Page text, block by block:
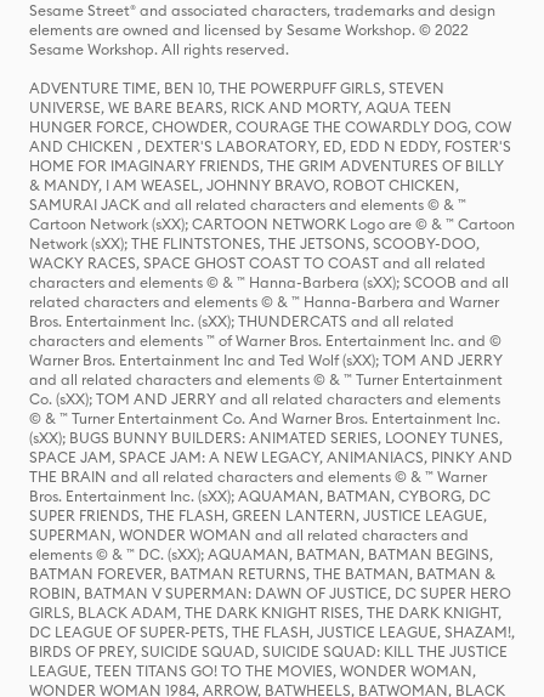
Sesame Street® and associated characters, trademarks and design
elements are owned and licensed by Sesame Workshop. © 2022
Sesame Workshop. All rights reserved.
ADVENTURE TIME, BEN 10, THE POWERPUFF GIRLS, STEVEN
UNIVERSE, WE BARE BEARS, RICK AND MORTY, AQUA TEEN
HUNGER FORCE, CHOWDER, COURAGE THE COWARDLY DOG, COW
AND CHICKEN , DEXTER'S LABORATORY, ED, EDD N EDDY, FOSTER'S
HOME FOR IMAGINARY FRIENDS, THE GRIM ADVENTURES OF BILLY
& MANDY, I AM WEASEL, JOHNNY BRAVO, ROBOT CHICKEN,
SAMURAI JACK and all related characters and elements © & ™
Cartoon Network (sXX); CARTOON NETWORK Logo are © & ™ Cartoon
Network (sXX); THE FLINTSTONES, THE JETSONS, SCOOBY-DOO,
WACKY RACES, SPACE GHOST COAST TO COAST and all related
characters and elements © & ™ Hanna-Barbera (sXX); SCOOB and all
related characters and elements © & ™ Hanna-Barbera and Warner
Bros. Entertainment Inc. (sXX); THUNDERCATS and all related
characters and elements ™ of Warner Bros. Entertainment Inc. and ©
Warner Bros. Entertainment Inc and Ted Wolf (sXX); TOM AND JERRY
and all related characters and elements © & ™ Turner Entertainment
Co. (sXX); TOM AND JERRY and all related characters and elements
© & ™ Turner Entertainment Co. And Warner Bros. Entertainment Inc.
(sXX); BUGS BUNNY BUILDERS: ANIMATED SERIES, LOONEY TUNES,
SPACE JAM, SPACE JAM: A NEW LEGACY, ANIMANIACS, PINKY AND
THE BRAIN and all related characters and elements © & ™ Warner
Bros. Entertainment Inc. (sXX); AQUAMAN, BATMAN, CYBORG, DC
SUPER FRIENDS, THE FLASH, GREEN LANTERN, JUSTICE LEAGUE,
SUPERMAN, WONDER WOMAN and all related characters and
elements © & ™ DC. (sXX); AQUAMAN, BATMAN, BATMAN BEGINS,
BATMAN FOREVER, BATMAN RETURNS, THE BATMAN, BATMAN &
ROBIN, BATMAN V SUPERMAN: DAWN OF JUSTICE, DC SUPER HERO
GIRLS, BLACK ADAM, THE DARK KNIGHT RISES, THE DARK KNIGHT,
DC LEAGUE OF SUPER-PETS, THE FLASH, JUSTICE LEAGUE, SHAZAM!,
BIRDS OF PREY, SUICIDE SQUAD, SUICIDE SQUAD: KILL THE JUSTICE
LEAGUE, TEEN TITANS GO! TO THE MOVIES, WONDER WOMAN,
WONDER WOMAN 1984, ARROW, BATWHEELS, BATWOMAN, BLACK